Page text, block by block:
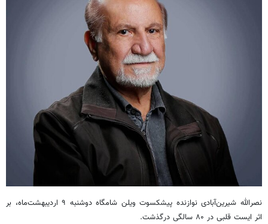
نصرالله شیرین‌آبادی نوازنده پیشکسوت ویلن شامگاه دوشنبه ۹ اردیبهشت‌ماه، بر
اثر ایست قلبی در ۸۰ سالگی درگذشت.